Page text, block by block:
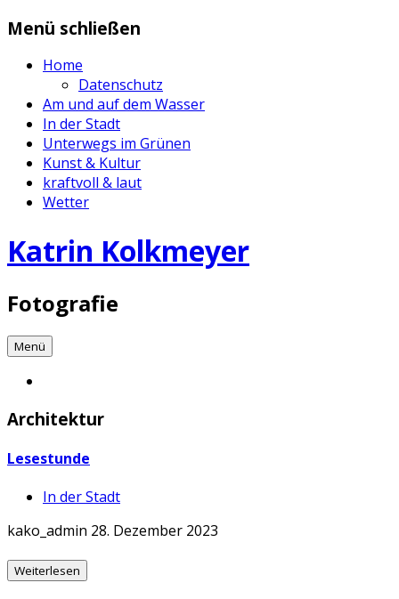
Zum
springen
Menü schließen
Home
Datenschutz
Am und auf dem Wasser
In der Stadt
Unterwegs im Grünen
Kunst & Kultur
kraftvoll & laut
Wetter
Katrin Kolkmeyer
Fotografie
Menü
Architektur
Lesestunde
In der Stadt
kako_admin 28. Dezember 2023
Weiterlesen